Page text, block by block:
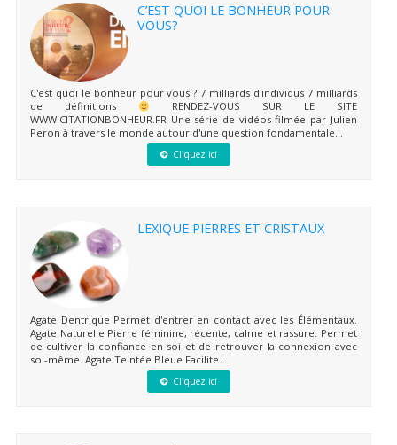
C’EST QUOI LE BONHEUR POUR
VOUS?
C'est quoi le bonheur pour vous ? 7 milliards d'individus 7 milliards
de définitions
RENDEZ-VOUS SUR LE SITE
WWW.CITATIONBONHEUR.FR Une série de vidéos filmée par Julien
Peron à travers le monde autour d'une question fondamentale...
Cliquez ici
LEXIQUE PIERRES ET CRISTAUX
Agate Dentrique Permet d'entrer en contact avec les Élémentaux.
Agate Naturelle Pierre féminine, récente, calme et rassure. Permet
de cultiver la confiance en soi et de retrouver la connexion avec
soi-même. Agate Teintée Bleue Facilite...
Cliquez ici